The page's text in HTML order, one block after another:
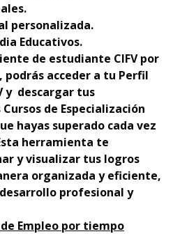
personalizada.
Educativos.
de estudiante CIFV por
acceder a tu Perfil
y descargar tus
de Especialización
hayas superado cada vez
herramienta te
y visualizar tus logros
organizada y eficiente,
profesional y
Empleo por tiempo